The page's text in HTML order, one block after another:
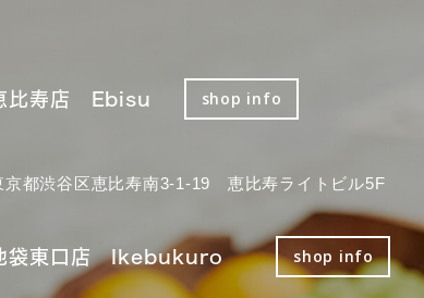
比寿店 Ebisu shop info
京都渋谷区恵比寿南3-1-19 恵比寿ライトビル5F
袋東口店 Ikebukuro shop info